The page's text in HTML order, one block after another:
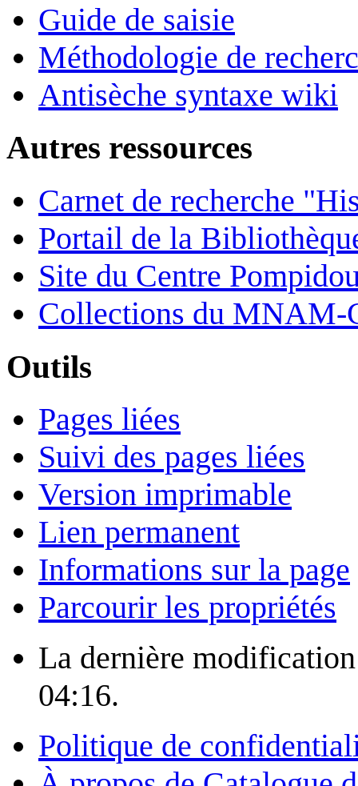
Guide de saisie
Méthodologie de
Antisèche syntaxe wiki
Autres ressources
Carnet de recherche
Portail de la
Site du Centre
Collections du MNAM-
Outils
Pages liées
Suivi des pages liées
Version imprimable
Lien permanent
Informations sur la page
Parcourir les propriétés
La dernière
04:16.
Politique de